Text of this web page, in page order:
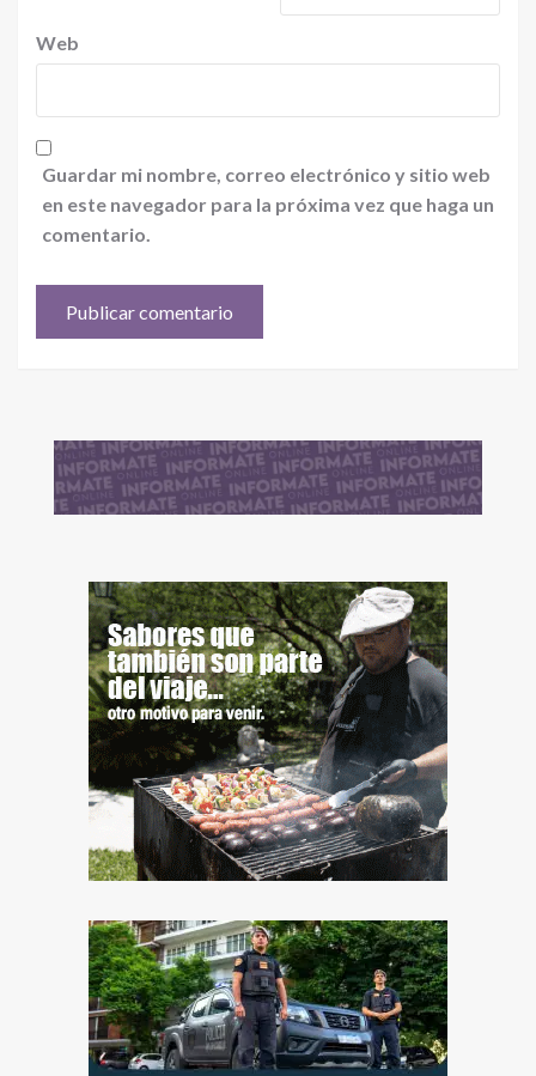
Web
Guardar mi nombre, correo electrónico y sitio web
en este navegador para la próxima vez que haga un
comentario.